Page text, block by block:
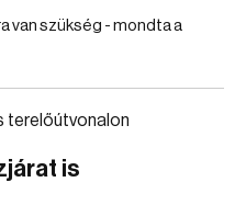
van szükség - mondta a
is